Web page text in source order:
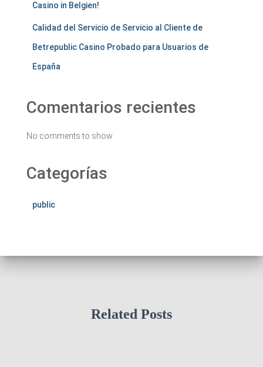
Casino in Belgien!
Calidad del Servicio de Servicio al Cliente de
Betrepublic Casino Probado para Usuarios de
España
Comentarios recientes
No comments to show.
Categorías
public
Related Posts